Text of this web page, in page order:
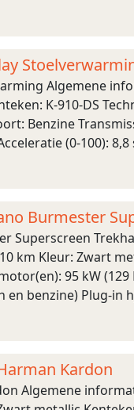
Algemene
K-910-DS
Benzine
(0-100):
Burmester
Superscreen
km Kleur: Zwart
95 kW (129
benzine) Plug-in
Kardon
Algemene